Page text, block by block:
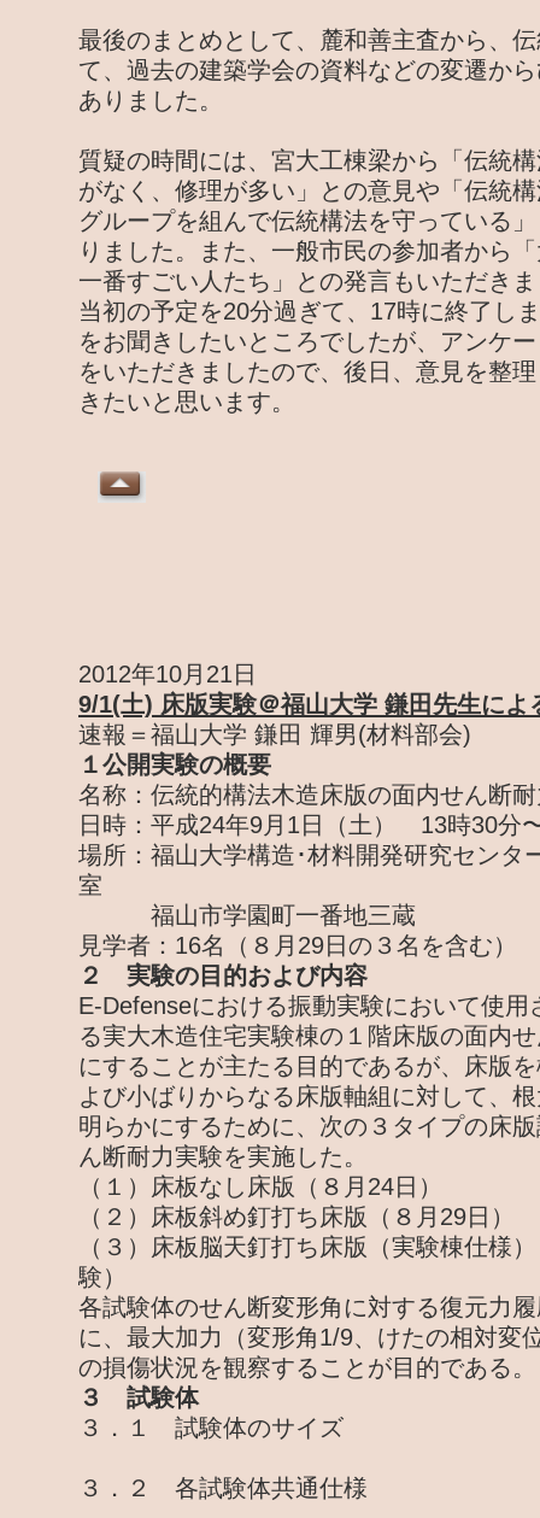
最後のまとめとして、麓和善主査から、
て、過去の建築学会の資料などの変遷か
ありました。
質疑の時間には、宮大工棟梁から「伝統
がなく、修理が多い」との意見や「伝統
グループを組んで伝統構法を守っている
りました。また、一般市民の参加者から
一番すごい人たち」との発言もいただき
当初の予定を20分過ぎて、17時に終了し
をお聞きしたいところでしたが、アンケ
をいただきましたので、後日、意見を整
きたいと思います。
2012年10月21日
9/1(土) 床版実験＠福山大学 鎌田先生によ
速報＝福山大学 鎌田 輝男(材料部会)
１公開実験の概要
名称：伝統的構法木造床版の面内せん断
日時：平成24年9月1日（土） 13時30分
場所：福山大学構造･材料開発研究センタ
室
福山市学園町一番地三蔵
見学者：16名（８月29日の３名を含む）
２ 実験の目的および内容
E-Defenseにおける振動実験において使用
る実大木造住宅実験棟の１階床版の面内
にすることが主たる目的であるが、床版
よび小ばりからなる床版軸組に対して、
明らかにするために、次の３タイプの床
ん断耐力実験を実施した。
（１）床板なし床版（８月24日）
（２）床板斜め釘打ち床版（８月29日）
（３）床板脳天釘打ち床版（実験棟仕様
験）
各試験体のせん断変形角に対する復元力
に、最大加力（変形角1/9、けたの相対変
の損傷状況を観察することが目的である。
３ 試験体
３．１ 試験体のサイズ
３．２ 各試験体共通仕様